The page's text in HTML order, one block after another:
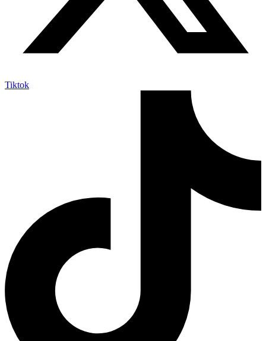
Tiktok